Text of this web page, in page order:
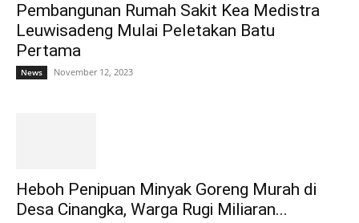
Pembangunan Rumah Sakit Kea Medistra
Leuwisadeng Mulai Peletakan Batu
Pertama
News November 12, 2023
Heboh Penipuan Minyak Goreng Murah di
Desa Cinangka, Warga Rugi Miliaran...